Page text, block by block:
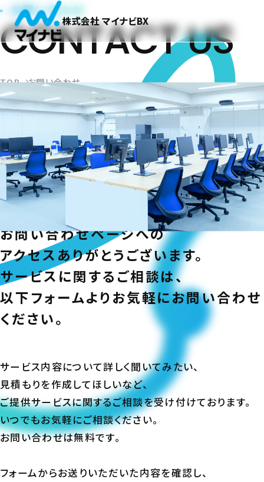
株式会社 マイナビBX
お問い合わせ
CONTACT US
TOP お問い合わせ
お問い合わせページへの
アクセスありがとうございます。
サービスに関するご相談は、
以下フォームよりお気軽にお問い合わせ
ください。
サービス内容について詳しく聞いてみたい、
見積もりを作成してほしいなど、
ご提供サービスに関するご相談を受け付けております。
いつでもお気軽にご相談ください。
お問い合わせは無料です。
フォームからお送りいただいた内容を確認し、